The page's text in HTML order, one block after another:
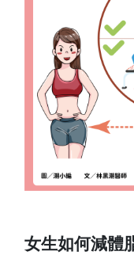
女生如何減體